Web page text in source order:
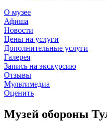
О музее
Афиша
Новости
Цены на услуги
Дополнительные услуги
Галерея
Запись на экскурсию
Отзывы
Мультимедиа
Оценить
Музей обороны